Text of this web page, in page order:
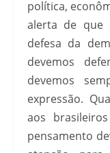
política,
alerta de que
defesa da
devemos
devemos
expressão.
aos
pensamento